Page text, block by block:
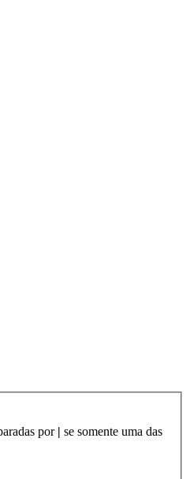
por | se somente uma das